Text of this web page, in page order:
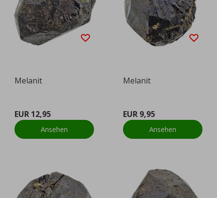
Melanit
EUR 12,95
Ansehen
Melanit
EUR 9,95
Ansehen